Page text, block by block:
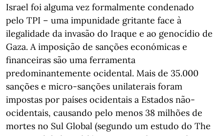
Israel foi alguma vez formalmente condenado
pelo TPI – uma impunidade gritante face à
ilegalidade da invasão do Iraque e ao genocídio de
Gaza. A imposição de sanções económicas e
financeiras são uma ferramenta
predominantemente ocidental. Mais de 35.000
sanções e micro-sanções unilaterais foram
impostas por países ocidentais a Estados não-
ocidentais, causando pelo menos 38 milhões de
mortes no Sul Global (segundo um estudo do The